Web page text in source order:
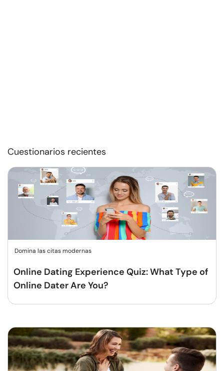
Cuestionarios recientes
Domina las citas modernas
Online Dating Experience Quiz: What Type of
Online Dater Are You?